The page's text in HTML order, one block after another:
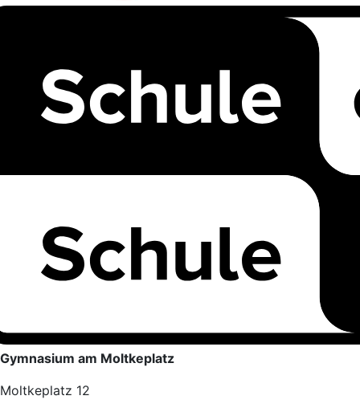
Gymnasium am Moltkeplatz
Moltkeplatz 12